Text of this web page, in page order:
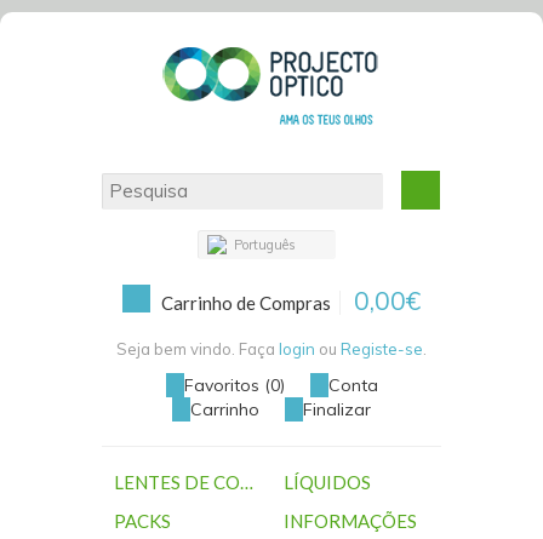
Português
Carrinho de Compras 0,00€
Seja bem vindo. Faça login ou Registe-se
Favoritos (0)
Conta
Carrinho
Finalizar
LENTES DE CONTACTO
LÍQUIDOS
PACKS
INFORMAÇÕES